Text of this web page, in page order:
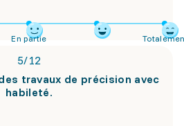
En partie
5/12
travaux de précision avec
habileté.